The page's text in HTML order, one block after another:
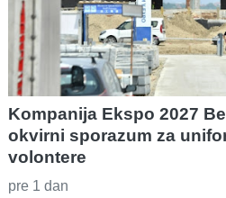
Kompanija Ekspo 2027
okvirni sporazum za
volontere
pre 1 dan